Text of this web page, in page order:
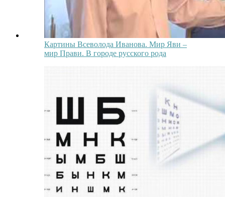
Картины Всеволода Иванова. Мир Яви –
мир Прави. В городе русского рода